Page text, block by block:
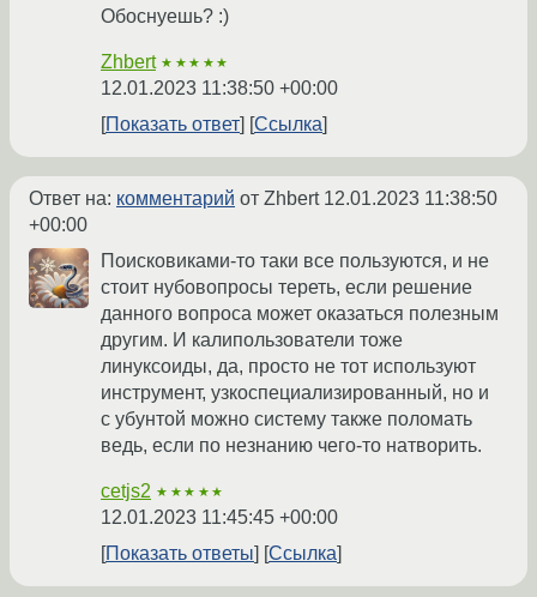
Обоснуешь? :)
Zhbert ★★★★★
12.01.2023 11:38:50 +00:00
Показать ответ
Ссылка
Ответ на: комментарий от Zhbert 12.01.2023 11:38:50
+00:00
Поисковиками-то таки все пользуются, и не
стоит нубовопросы тереть, если решение
данного вопроса может оказаться полезным
другим. И калипользователи тоже
линуксоиды, да, просто не тот используют
инструмент, узкоспециализированный, но и
с убунтой можно систему также поломать
ведь, если по незнанию чего-то натворить.
cetjs2 ★★★★★
12.01.2023 11:45:45 +00:00
Показать ответы
Ссылка